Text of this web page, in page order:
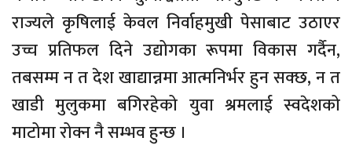
राज्यले कृषिलाई केवल निर्वाहमुखी पेसाबाट उठाएर
उच्च प्रतिफल दिने उद्योगका रूपमा विकास गर्दैन,
तबसम्म न त देश खाद्यान्नमा आत्मनिर्भर हुन सक्छ, न त
खाडी मुलुकमा बगिरहेको युवा श्रमलाई स्वदेशको
माटोमा रोक्न नै सम्भव हुन्छ ।